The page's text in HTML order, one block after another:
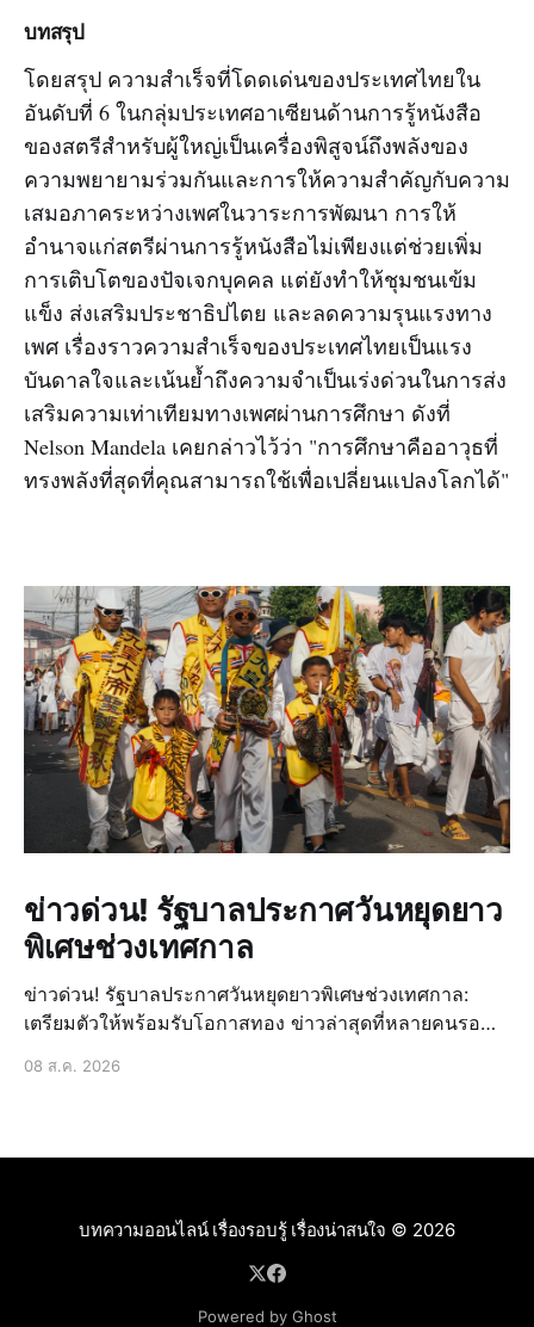
บทสรุป
โดยสรุป ความสำเร็จที่โดดเด่นของประเทศไทยใน
อันดับที่ 6 ในกลุ่มประเทศอาเซียนด้านการรู้หนังสือ
ของสตรีสำหรับผู้ใหญ่เป็นเครื่องพิสูจน์ถึงพลังของ
ความพยายามร่วมกันและการให้ความสำคัญกับความ
เสมอภาคระหว่างเพศในวาระการพัฒนา การให้
อำนาจแก่สตรีผ่านการรู้หนังสือไม่เพียงแต่ช่วยเพิ่ม
การเติบโตของปัจเจกบุคคล แต่ยังทำให้ชุมชนเข้ม
แข็ง ส่งเสริมประชาธิปไตย และลดความรุนแรงทาง
เพศ เรื่องราวความสำเร็จของประเทศไทยเป็นแรง
บันดาลใจและเน้นย้ำถึงความจำเป็นเร่งด่วนในการส่ง
เสริมความเท่าเทียมทางเพศผ่านการศึกษา ดังที่
Nelson Mandela เคยกล่าวไว้ว่า "การศึกษาคืออาวุธที่
ทรงพลังที่สุดที่คุณสามารถใช้เพื่อเปลี่ยนแปลงโลกได้"
ข่าวด่วน! รัฐบาลประกาศวันหยุดยาว
พิเศษช่วงเทศกาล
ข่าวด่วน! รัฐบาลประกาศวันหยุดยาวพิเศษช่วงเทศกาล:
เตรียมตัวให้พร้อมรับโอกาสทอง ข่าวล่าสุดที่หลายคนรอ
08 ส.ค. 2026
บทความออนไลน์ เรื่องรอบรู้ เรื่องน่าสนใจ © 2026
Powered by Ghost